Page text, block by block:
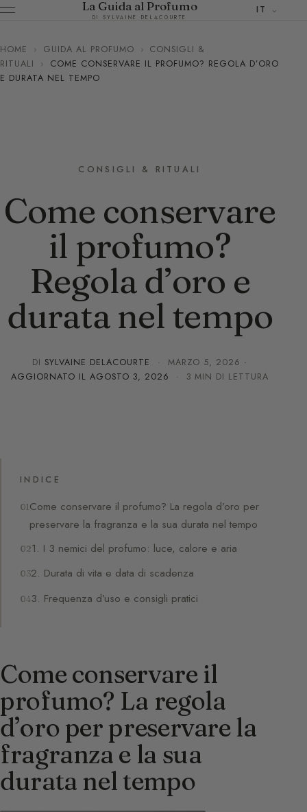
La Guida al Profumo
DI SYLVAINE DELACOURTE
IT
HOME › GUIDA AL PROFUMO › CONSIGLI &
RITUALI
›
COME CONSERVARE IL PROFUMO? REGOLA D’ORO
E DURATA NEL TEMPO
CONSIGLI & RITUALI
Come conservare
il profumo?
Regola d’oro e
durata nel tempo
DI SYLVAINE DELACOURTE · MARZO 5, 2026 ·
AGGIORNATO IL AGOSTO 3, 2026 · 3 MIN DI LETTURA
INDICE
Come conservare il profumo? La regola d’oro per
preservare la fragranza e la sua durata nel tempo
1. I 3 nemici del profumo: luce, calore e aria
2. Durata di vita e data di scadenza
3. Frequenza d’uso e consigli pratici
Come conservare il
profumo? La regola
d’oro per preservare la
fragranza e la sua
durata nel tempo